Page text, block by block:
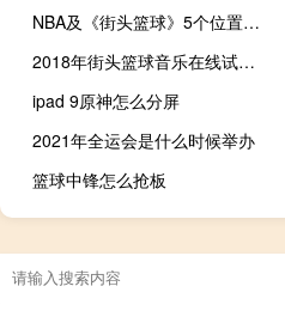
NBA及《街头篮球》5个位置的详细介绍
2018年街头篮球音乐在线试听及下载
ipad 9原神怎么分屏
2021年全运会是什么时候举办
篮球中锋怎么抢板
4399游戏青蛙口红
板球为什么是英国的国球